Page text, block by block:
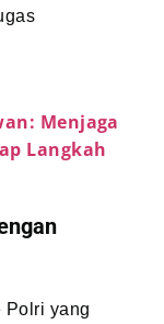
Menjaga
Langkah
Polri yang